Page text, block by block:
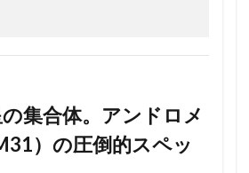
集合体。アンドロメ
）の圧倒的スペッ